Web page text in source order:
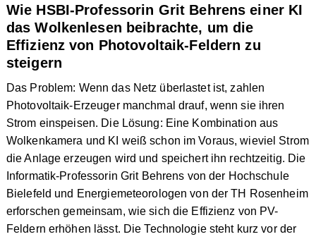
Wie HSBI-Professorin Grit Behrens einer KI
das Wolkenlesen beibrachte, um die
Effizienz von Photovoltaik-Feldern zu
steigern
Das Problem: Wenn das Netz überlastet ist, zahlen
Photovoltaik-Erzeuger manchmal drauf, wenn sie ihren
Strom einspeisen. Die Lösung: Eine Kombination aus
Wolkenkamera und KI weiß schon im Voraus, wieviel Strom
die Anlage erzeugen wird und speichert ihn rechtzeitig. Die
Informatik-Professorin Grit Behrens von der Hochschule
Bielefeld und Energiemeteorologen von der TH Rosenheim
erforschen gemeinsam, wie sich die Effizienz von PV-
Feldern erhöhen lässt. Die Technologie steht kurz vor der